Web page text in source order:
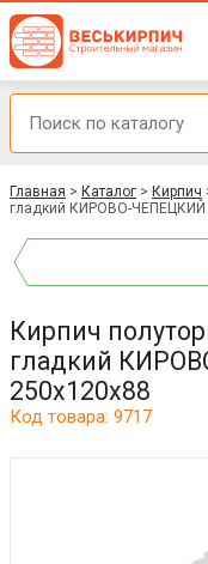
Главная > Каталог > Кирпич
гладкий КИРОВО-ЧЕПЕЦКИЙ
Кирпич
гладкий
250x120x88
Код товара: 9717